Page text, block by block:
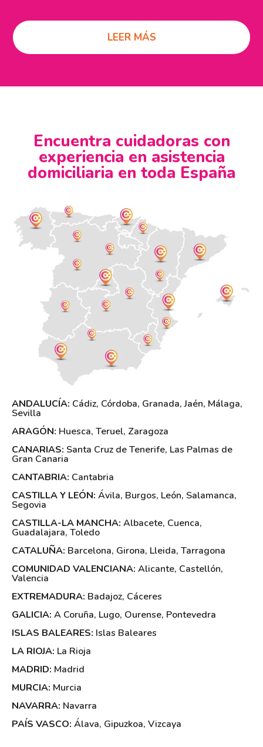
LEER MÁS
Encuentra cuidadoras con
experiencia en asistencia
domiciliaria en toda España
ANDALUCÍA: Cádiz, Córdoba, Granada,Jaén, Málaga,
Sevilla
ARAGÓN: Huesca, Teruel, Zaragoza
CANARIAS: Santa Cruz de Tenerife, Las Palmas de
Gran Canaria
CANTABRIA: Cantabria
CASTILLA Y LEÓN: Ávila, Burgos, León, Salamanca,
Segovia
CASTILLA-LA MANCHA: Albacete, Cuenca,
Guadalajara, Toledo
CATALUÑA: Barcelona, Girona, Lleida, Tarragona
COMUNIDAD VALENCIANA: Alicante, Castellón,
Valencia
EXTREMADURA: Badajoz, Cáceres
GALICIA: A Coruña, Lugo, Ourense, Pontevedra
ISLAS BALEARES: Islas Baleares
LA RIOJA: La Rioja
MADRID: Madrid
MURCIA: Murcia
NAVARRA: Navarra
PAÍS VASCO: Álava, Gipuzkoa, Vizcaya